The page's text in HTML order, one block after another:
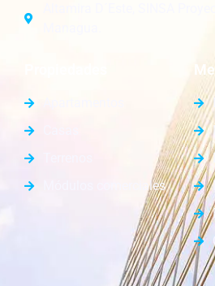
Altamira D´Este, SINSA
Módulos comerciales